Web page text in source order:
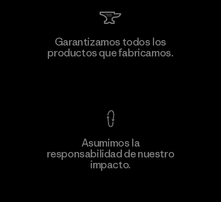
información
Kanaan Bao Loc Co., Ltd.
Garantizamos todos los
productos que fabricamos.
Asumimos la
responsabilidad de nuestro
impacto.